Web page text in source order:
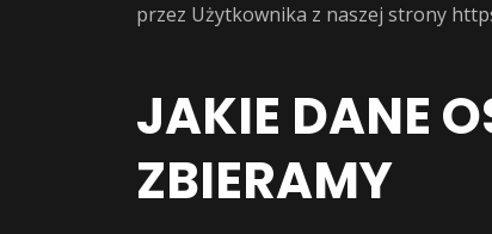
przez Użytkownika z naszej strony
JAKIE DANE
ZBIERAMY